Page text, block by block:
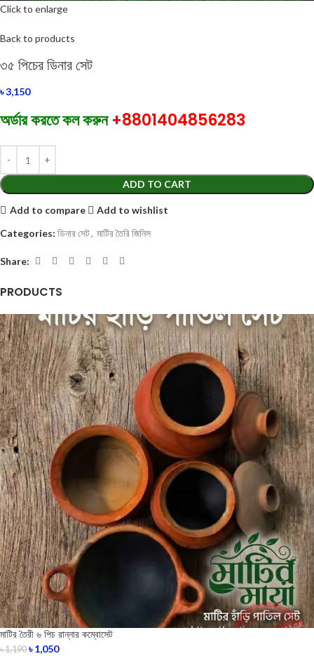
PRODUCTS
মাটির তৈরী ৬ পিচ রান্নার কম্বোসেট
৳1,190 ৳1,050
Click to enlarge
Back to products
৩৫ পিচের ডিনার সেট
৳3,150
অর্ডার করতে কল করুন +8801404856283
ADD TO CART
Add to compare
Add to wishlist
Categories: ডিনার সেট, মাটির তৈরি জিনিস
Share: